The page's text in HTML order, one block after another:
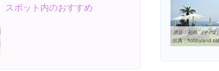
伊豆：初島 （その2
出典：hobbyland.sakura.ne.jp/Kacho/tabi_yukeba/2008/
スポット内のおすすめ